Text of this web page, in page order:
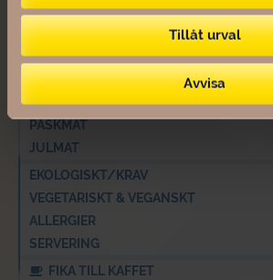
Tillåt urval
Avvisa
FRALLOR OCH FRUKOST
LUNCH OCH SALLADER
FRUKT
SEMLA
TÅRTOR
PÅSKMAT
JULMAT
EKOLOGISKT/KRAV
VEGETARISKT & VEGANSKT
ALLERGIER
SERVERING
FIKA TILL KAFFET